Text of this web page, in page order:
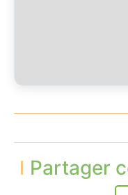
Partager